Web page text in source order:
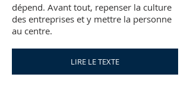
dépend. Avant tout, repenser la culture
des entreprises et y mettre la personne
au centre.
LIRE LE TEXTE